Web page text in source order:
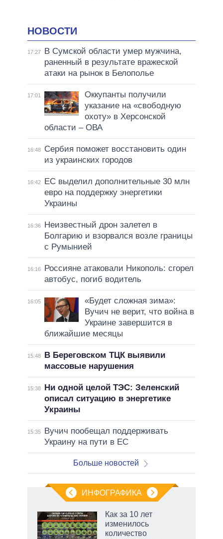
НОВОСТИ
17:27
В Сумской области умер мужчина,
раненный в результате вражеской
атаки на рынок в Белополье
17:01
Оккупанты получили
указание на «свободную
охоту» в Херсонской
области – ОВА
16:48
Сербия поможет восстановить один
из украинских городов
16:42
ЕС выделил дополнительные 30 млн
евро на поддержку энергетики
Украины
16:36
Неизвестный дрон залетел в
Болгарию и взорвался возле границы
с Румынией
16:16
Россияне атаковали Никополь: сгорел
автобус, погиб водитель
16:05
«Будет сложная зима»:
Вучич не верит, что война в
Украине завершится в
ближайшие месяцы
15:48
В Береговском ТЦК выявили
массовые нарушения
15:38
Ни одной целой ТЭС: Зеленский
описал ситуацию в энергетике
Украины
15:35
Вучич пообещал поддерживать
Украину на пути в ЕС
Больше новостей
ИНФОГРАФИКА
Как за 10 лет
изменилось
количество